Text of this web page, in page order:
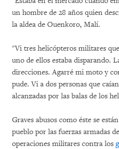
un hombre de 28 años quien
la aldea de Ouenkoro, Malí.
"Vi tres helicópteros militares
uno de ellos estaba disparando.
direcciones. Agarré mi moto y
pude. Vi a dos personas que
alcanzadas por las balas de los
Graves abusos como éste se
pueblo por las fuerzas armadas
operaciones militares contra los